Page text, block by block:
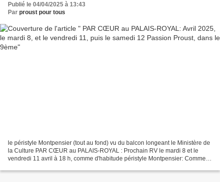
Publié le 04/04/2025 à 13:43
Par proust pour tous
le péristyle Montpensier (tout au fond) vu du balcon longeant le Ministère de
la Culture PAR CŒUR au PALAIS-ROYAL : Prochain RV le mardi 8 et le
vendredi 11 avril à 18 h, comme d'habitude péristyle Montpensier: Comme